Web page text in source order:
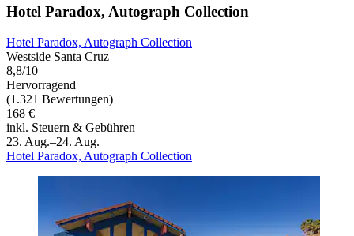
Hotel Paradox, Autograph Collection
Hotel Paradox, Autograph Collection
Westside Santa Cruz
8,8/10
Hervorragend
(1.321 Bewertungen)
168 €
inkl. Steuern & Gebühren
23. Aug.–24. Aug.
Hotel Paradox, Autograph Collection